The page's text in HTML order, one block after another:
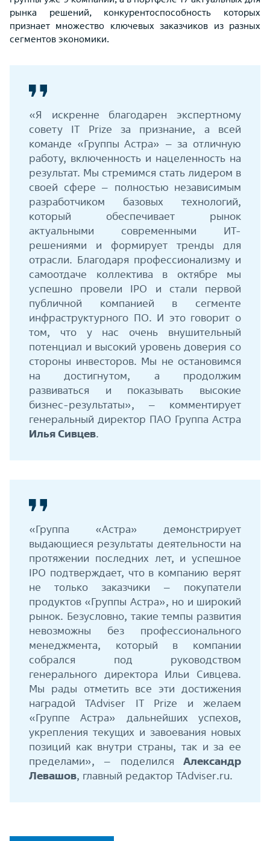
рынка решений, конкурентоспособность которых
признает множество ключевых заказчиков из разных
сегментов экономики.
«Я искренне благодарен экспертному
совету IT Prize за признание, а всей
команде «Группы Астра» – за отличную
работу, включенность и нацеленность на
результат. Мы стремимся стать лидером в
своей сфере – полностью независимым
разработчиком базовых технологий,
который обеспечивает рынок
актуальными современными ИТ-
решениями и формирует тренды для
отрасли. Благодаря профессионализму и
самоотдаче коллектива в октябре мы
успешно провели IPO и стали первой
публичной компанией в сегменте
инфраструктурного ПО. И это говорит о
том, что у нас очень внушительный
потенциал и высокий уровень доверия со
стороны инвесторов. Мы не остановимся
на достигнутом, а продолжим
развиваться и показывать высокие
бизнес-результаты», – комментирует
генеральный директор ПАО Группа Астра
Илья Сивцев
«Группа «Астра» демонстрирует
выдающиеся результаты деятельности на
протяжении последних лет, и успешное
IPO подтверждает, что в компанию верят
не только заказчики – покупатели
продуктов «Группы Астра», но и широкий
рынок. Безусловно, такие темпы развития
невозможны без профессионального
менеджмента, который в компании
собрался под руководством
генерального директора Ильи Сивцева.
Мы рады отметить все эти достижения
наградой TAdviser IT Prize и желаем
«Группе Астра» дальнейших успехов,
укрепления текущих и завоевания новых
позиций как внутри страны, так и за ее
пределами», – поделился Александр
Левашов , главный редактор TAdviser.ru.